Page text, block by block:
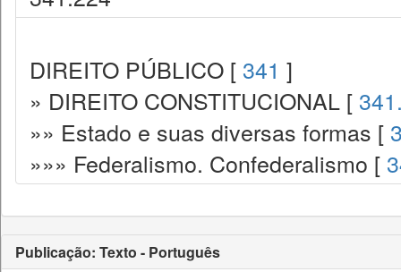
DIREITO PÚBLICO [ 341 ]
» DIREITO CONSTITUCIONAL [
»» Estado e suas diversas formas [
»»» Federalismo. Confederalismo [
Publicação: Texto - Português